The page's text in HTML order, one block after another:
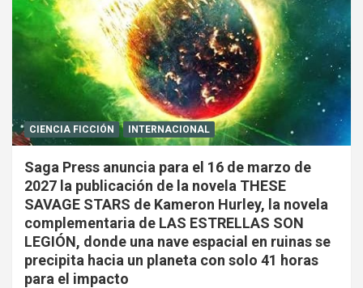
CIENCIA FICCIÓN INTERNACIONAL
Saga Press anuncia para el 16 de marzo de
2027 la publicación de la novela THESE
SAVAGE STARS de Kameron Hurley, la novela
complementaria de LAS ESTRELLAS SON
LEGIÓN, donde una nave espacial en ruinas se
precipita hacia un planeta con solo 41 horas
para el impacto